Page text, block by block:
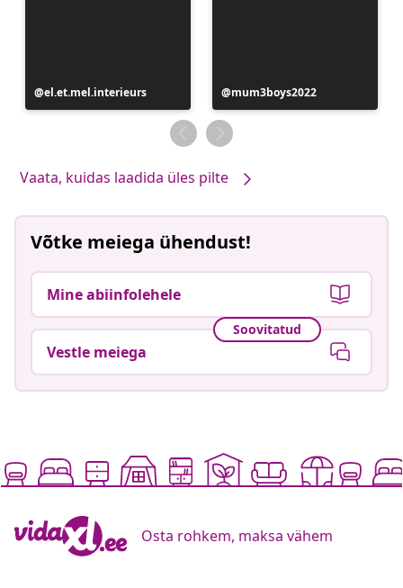
Postitus
avaldatud
el.et.mel.interieurs
Postitus
avaldatud
mum3boys2022
Vaata, kuidas laadida üles pilte
Võtke meiega ühendust!
Mine abiinfolehele
Soovitatud
Vestle meiega
Osta rohkem, maksa vähem